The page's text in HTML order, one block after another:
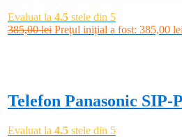
Evaluat la 4.5 stele din 5
385,00lei Prețul inițial a fost: 385,00
Telefon Panasonic
Evaluat la 4.5 stele din 5